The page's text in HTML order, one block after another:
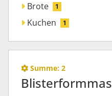
Brote 1
Kuchen 1
Summe: 2